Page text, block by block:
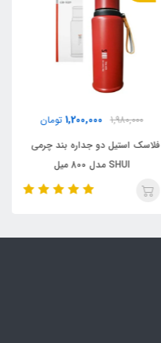
1,980,000
1,200,000 تومان
فلاسک استیل دو جداره بند چرمی
SHUI مدل 800 میل